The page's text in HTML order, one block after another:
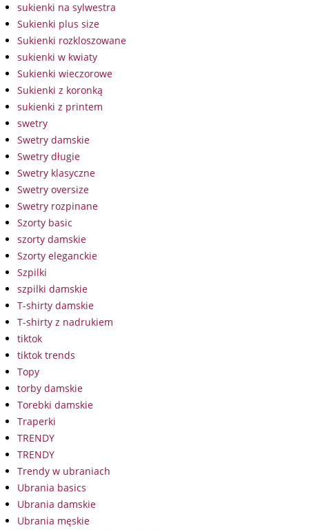
sukienki na sylwestra
Sukienki plus size
Sukienki rozkloszowane
sukienki w kwiaty
Sukienki wieczorowe
Sukienki z koronką
sukienki z printem
swetry
Swetry damskie
Swetry długie
Swetry klasyczne
Swetry oversize
Swetry rozpinane
Szorty basic
szorty damskie
Szorty eleganckie
Szpilki
szpilki damskie
T-shirty damskie
T-shirty z nadrukiem
tiktok
tiktok trends
Topy
torby damskie
Torebki damskie
Traperki
TRENDY
TRENDY
Trendy w ubraniach
Ubrania basics
Ubrania damskie
Ubrania męskie